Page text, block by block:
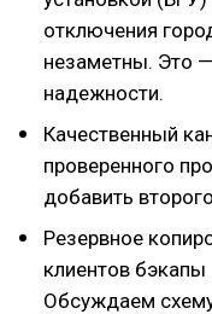
отключения
незаметны. Это
надежности.
Качественный
проверенного
добавить
Резервное
клиентов
Обсуждаем схему